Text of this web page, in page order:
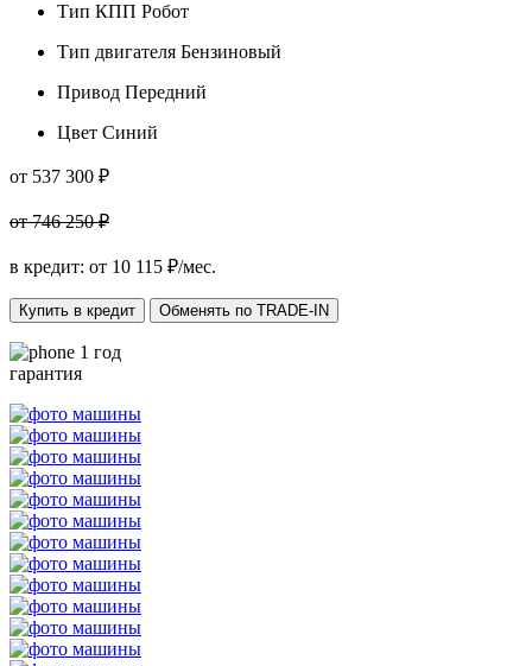
Тип КПП Робот
Тип двигателя Бензиновый
Привод Передний
Цвет Синий
от 537 300 ₽
от 746 250 ₽
в кредит: от 10 115 ₽/мес.
Купить в кредит Обменять по TRADE-IN
1 год
гарантия